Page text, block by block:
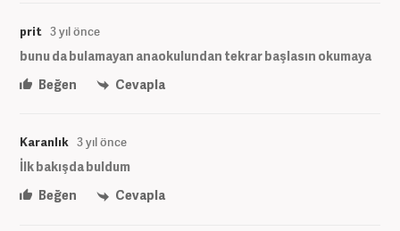
prit 3 yıl önce
bunu da bulamayan anaokulundan tekrar başlasın okumaya
Beğen
Cevapla
Karanlık 3 yıl önce
İlk bakışda buldum
Beğen
Cevapla